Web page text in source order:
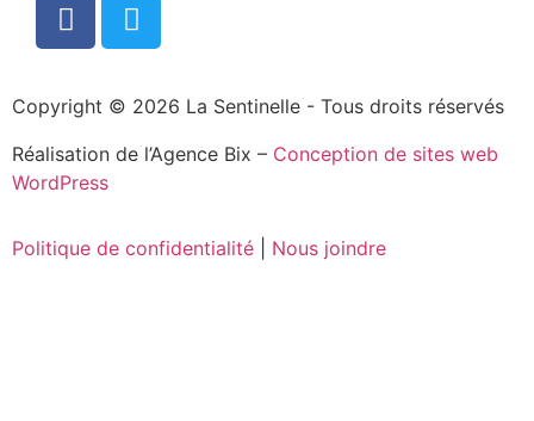
Copyright © 2026 La Sentinelle - Tous droits réservés
Réalisation de l’Agence Bix – Conception de sites web
WordPress
Politique de confidentialité Nous joindre